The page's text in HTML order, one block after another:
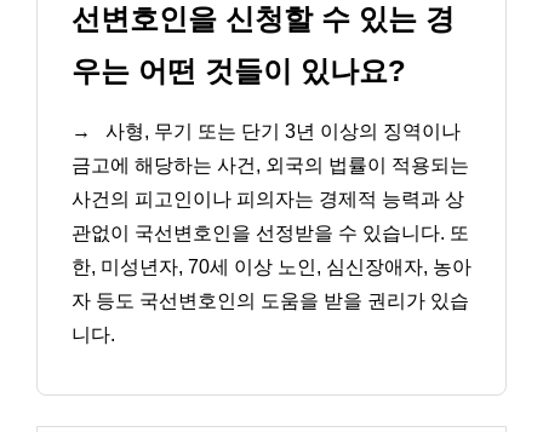
선변호인을 신청할 수 있는 경
우는 어떤 것들이 있나요?
→
사형, 무기 또는 단기 3년 이상의 징역이나
금고에 해당하는 사건, 외국의 법률이 적용되는
사건의 피고인이나 피의자는 경제적 능력과 상
관없이 국선변호인을 선정받을 수 있습니다. 또
한, 미성년자, 70세 이상 노인, 심신장애자, 농아
자 등도 국선변호인의 도움을 받을 권리가 있습
니다.